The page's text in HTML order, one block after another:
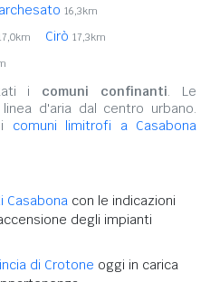
16,3km
Cirò 17,3km
i comuni confinanti. Le
d'aria dal centro urbano.
comuni limitrofi a Casabona
Casabona con le indicazioni
degli impianti
di Crotone oggi in carica